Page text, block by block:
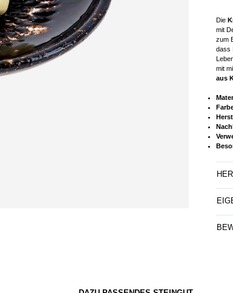
Die
mit
zum
dass
mit
aus